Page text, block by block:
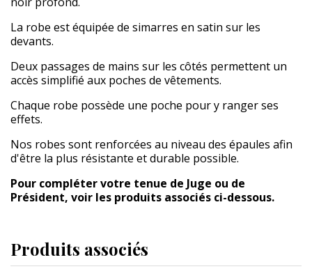
La robe est équipée de simarres en satin sur les
devants.
Deux passages de mains sur les côtés permettent un
accès simplifié aux poches de vêtements.
Chaque robe possède une poche pour y ranger ses
effets.
Nos robes sont renforcées au niveau des épaules afin
d'être la plus résistante et durable possible.
Pour compléter votre tenue de Juge ou de
Président, voir les produits associés ci-dessous.
Produits associés